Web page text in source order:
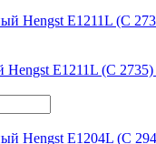
E1211L (C 2735)